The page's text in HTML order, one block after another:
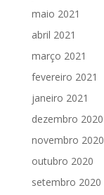
maio 2021
abril 2021
março 2021
fevereiro 2021
janeiro 2021
dezembro 2020
novembro 2020
outubro 2020
setembro 2020